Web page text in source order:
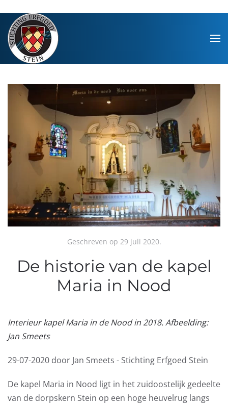
Geschreven op 29 juli 2020.
De historie van de kapel
Maria in Nood
Interieur kapel Maria in de Nood in 2018. Afbeelding:
Jan Smeets
29-07-2020 door Jan Smeets - Stichting Erfgoed Stein
De kapel Maria in Nood ligt in het zuidoostelijk gedeelte
van de dorpskern Stein op een hoge heuvelrug langs